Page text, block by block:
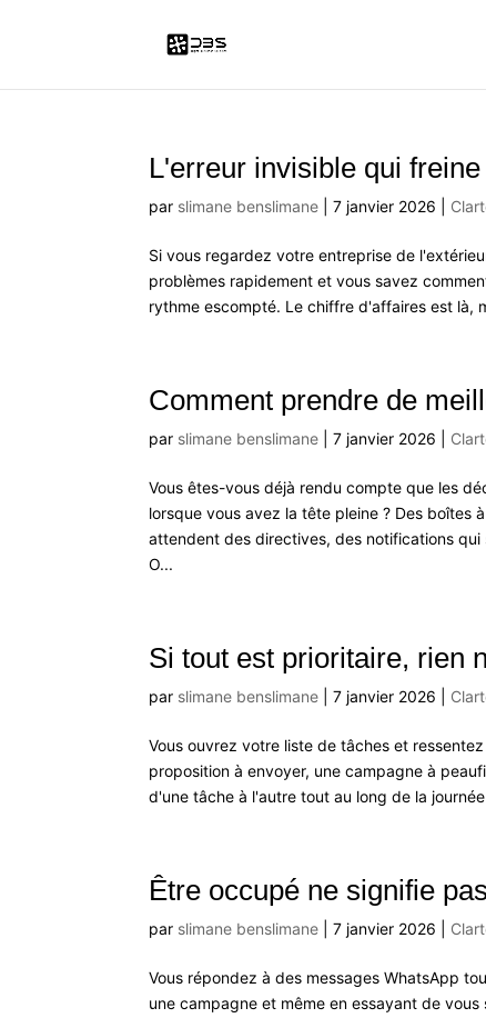
L'erreur invisible qui
par slimane benslimane |7 janvier 2026
Si vous regardez votre entreprise de
problèmes rapidement et vous savez
rythme escompté. Le chiffre d'affaires est là,
Comment prendre de
par slimane benslimane |7 janvier 2026
Vous êtes-vous déjà rendu compte que les
lorsque vous avez la tête pleine ? Des boîtes
attendent des directives, des notifications
O...
Si tout est prioritaire, rien
par slimane benslimane |7 janvier 2026
Vous ouvrez votre liste de tâches et
proposition à envoyer, une campagne à
d'une tâche à l'autre tout au long de la
Être occupé ne signifie
par slimane benslimane |7 janvier 2026
Vous répondez à des messages WhatsApp
une campagne et même en essayant de